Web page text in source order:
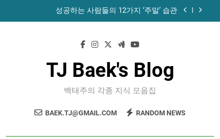
성공하는 사람들의 12가지 ‘주말’ 습관
노화를 늦추기 위한 7가지 방법
성공하는 사람들의 12가지 ‘주말’ 습관
공목에 먹는 마늘과 꿀의 놀라운 효능 – 건강을 위
TJ Baek's Blog
백태주의 각종 지식 모음집
BAEK.TJ@GMAIL.COM RANDOM NEWS